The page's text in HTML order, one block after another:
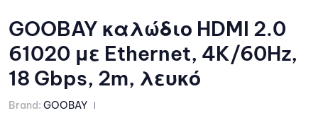
GOOBAY καλώδιο HDMI 2.0
61020 με Ethernet, 4K/60Hz,
18 Gbps, 2m, λευκό
Brand: GOOBAY